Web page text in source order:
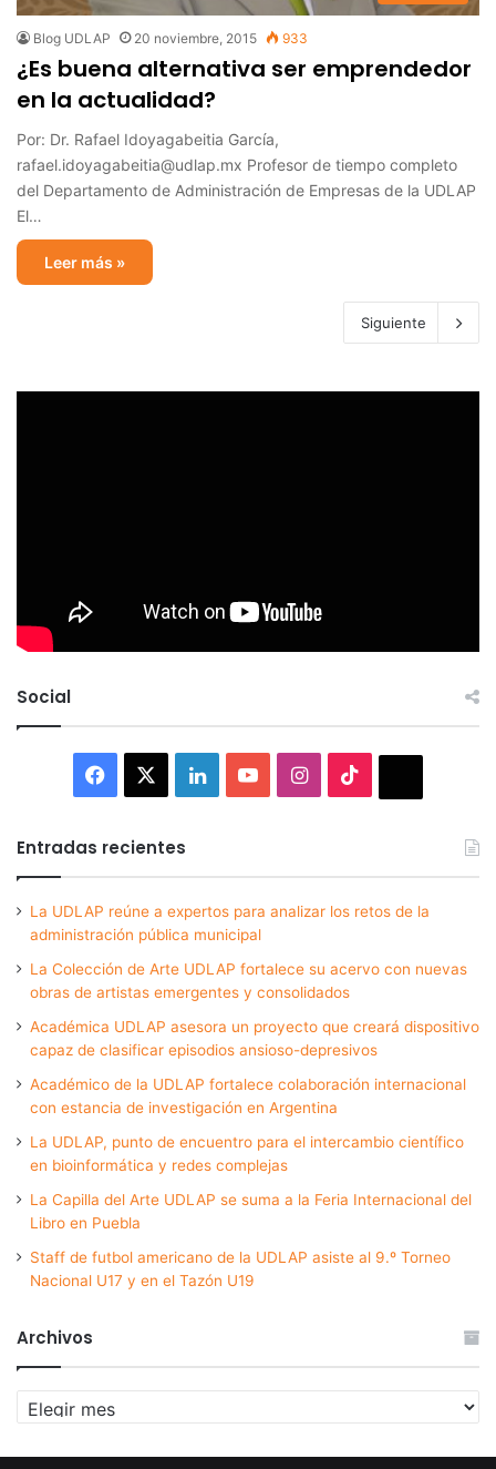
Blog UDLAP 20 noviembre, 2015 933
¿Es buena alternativa ser emprendedor
en la actualidad?
Por: Dr. Rafael Idoyagabeitia García,
rafael.idoyagabeitia@udlap.mx Profesor de tiempo completo
del Departamento de Administración de Empresas de la UDLAP
El…
Leer más »
Siguiente
Social
Facebook LinkedInYouTubeInstagram
Entradas recientes
La UDLAP reúne a expertos para analizar los retos de la
administración pública municipal
La Colección de Arte UDLAP fortalece su acervo con nuevas
obras de artistas emergentes y consolidados
Académica UDLAP asesora un proyecto que creará dispositivo
capaz de clasificar episodios ansioso-depresivos
Académico de la UDLAP fortalece colaboración internacional
con estancia de investigación en Argentina
La UDLAP, punto de encuentro para el intercambio científico
en bioinformática y redes complejas
La Capilla del Arte UDLAP se suma a la Feria Internacional del
Libro en Puebla
Staff de futbol americano de la UDLAP asiste al 9.º Torneo
Nacional U17 y en el Tazón U19
Archivos
Archivos